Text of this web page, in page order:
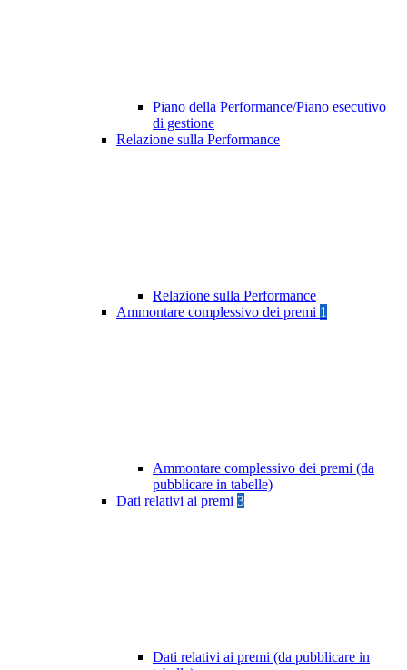
Piano della Performance/Piano esecutivo
di gestione
Relazione sulla Performance
Relazione sulla Performance
Ammontare complessivo dei premi 1
Ammontare complessivo dei premi (da
pubblicare in tabelle)
Dati relativi ai premi 3
Dati relativi ai premi (da pubblicare in